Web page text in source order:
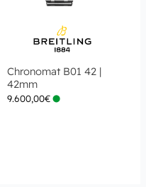
Chronomat B01 42 |
42mm
9.600,00€